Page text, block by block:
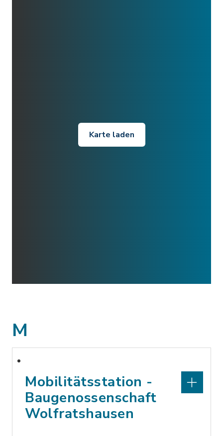
Karte laden
M
Mobilitätsstation -
Baugenossenschaft
Wolfratshausen